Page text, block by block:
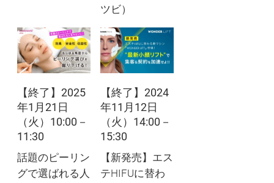
ツビ）
【終了】2025
年1月21日
（火）10:00－
11:30
話題のピーリン
グで選ばれる人
【終了】2024
年11月12日
（火）14:00－
15:30
【新発売】エス
テHIFUに替わ